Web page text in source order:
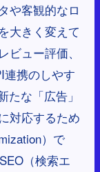
や客観的なロ
大きく変えて
ュー評価、
携のしやす
な「広告」
対応するため
）で
（検索エ